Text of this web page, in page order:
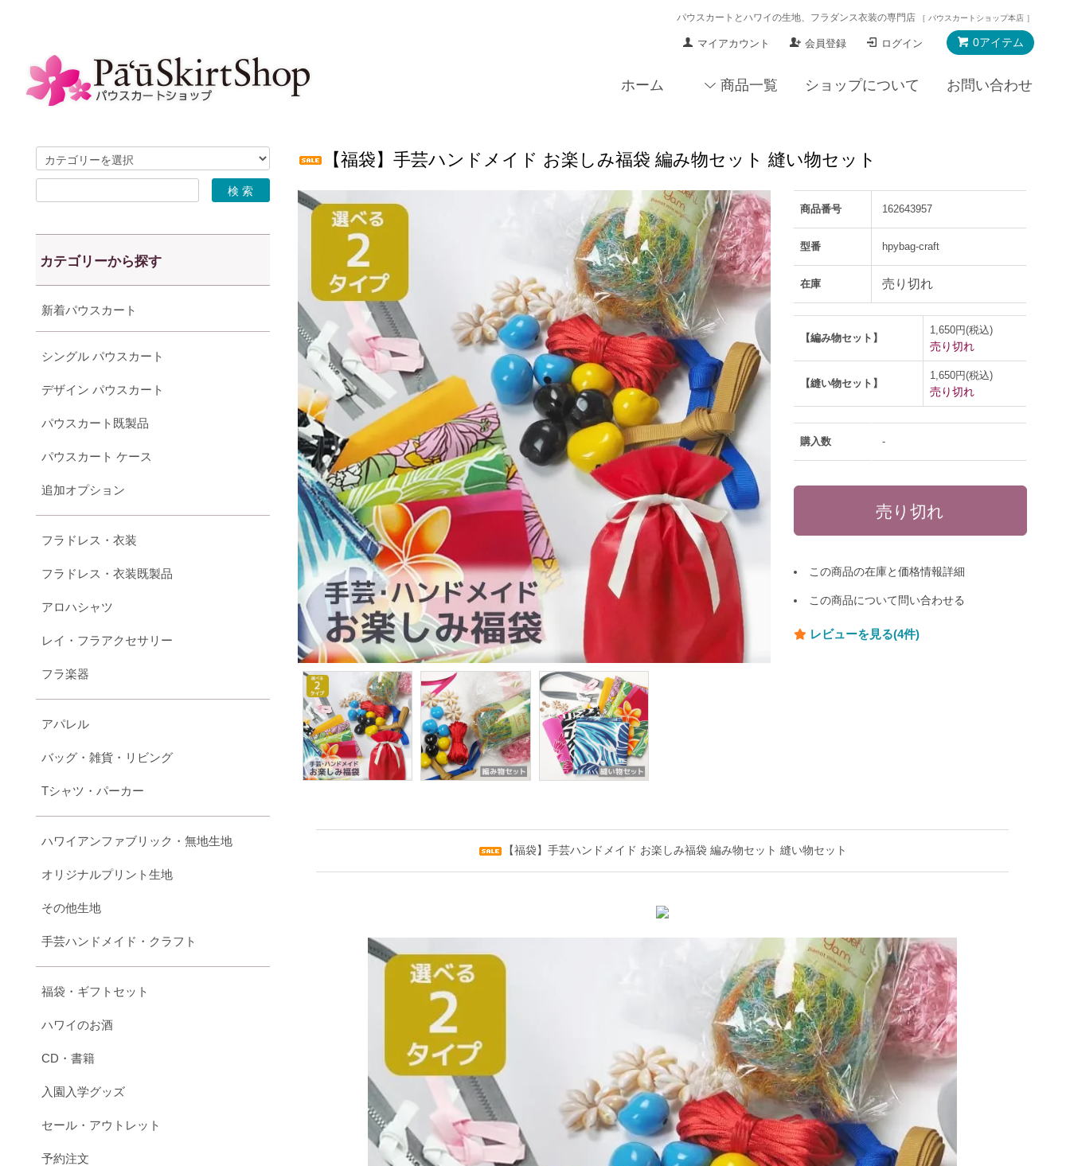
パウスカートとハワイの生地、フラダンス衣装の専門店 ［ パウスカートショップ本店 ］
0アイテム
マイアカウント 会員登録 ログイン
ホーム 商品一覧 ショップについて お問い合わせ
【福袋】手芸ハンドメイド お楽しみ福袋 編み物セット 縫い物セット
商品番号 162643957
型番 hpybag-craft
在庫 売り切れ
【編み物セット】
1,650円(税込)
売り切れ
【縫い物セット】
1,650円(税込)
売り切れ
購入数 -
この商品の在庫と価格情報詳細
この商品について問い合わせる
レビューを見る(4件)
【福袋】手芸ハンドメイド お楽しみ福袋 編み物セット 縫い物セット
カテゴリーから探す
新着パウスカート
シングル パウスカート
デザイン パウスカート
パウスカート既製品
パウスカート ケース
追加オプション
フラドレス・衣装
フラドレス・衣装既製品
アロハシャツ
レイ・フラアクセサリー
フラ楽器
アパレル
バッグ・雑貨・リビング
Tシャツ・パーカー
ハワイアンファブリック・無地生地
オリジナルプリント生地
その他生地
手芸ハンドメイド・クラフト
福袋・ギフトセット
ハワイのお酒
CD・書籍
入園入学グッズ
セール・アウトレット
予約注文